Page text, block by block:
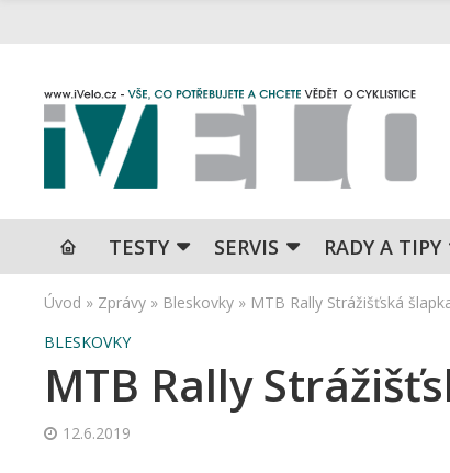
TESTY SERVIS RADY A TIPY
Úvod » Zprávy » Bleskovky » MTB Rally Strážišťská
BLESKOVKY
MTB Rally
12.6.2019